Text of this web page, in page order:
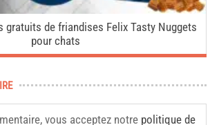
gratuits de friandises Felix Tasty Nuggets
pour chats
vous acceptez notre politique de